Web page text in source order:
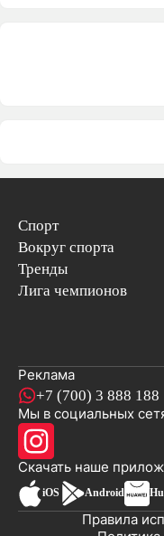
Спорт
Вокруг спорта
Тренды
Лига чемпионов
Реклама
+7 (700) 3 888 188
Мы в социальных
Скачать наше
iOS Android
Правила